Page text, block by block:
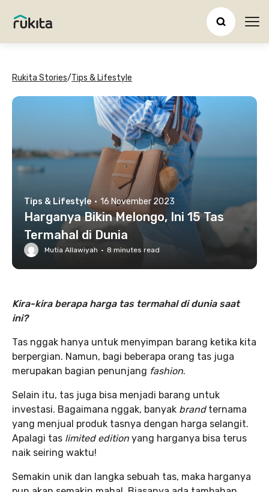
Rukita Stories/Tips & Lifestyle
Tips & Lifestyle · 16 November 2023
Harganya Bikin Melongo, Ini 15 Tas
Termahal di Dunia
Mutia Allawiyah · 8 minutes read
Kira-kira berapa harga tas termahal di dunia saat
ini?
Tas nggak hanya untuk menyimpan barang ketika kita
berpergian. Namun, bagi beberapa orang tas juga
merupakan bagian penunjang fashion.
Selain itu, tas juga bisa menjadi barang untuk
investasi. Bagaimana nggak, banyak brand ternama
yang menjual produk tasnya dengan harga selangit.
Apalagi tas limited edition yang harganya bisa terus
naik seiring waktu!
Semakin unik dan langka sebuah tas, maka harganya